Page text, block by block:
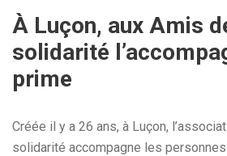
À Luçon, aux Amis
solidarité
prime
Créée il y a 26 ans, à Luçon,
solidarité accompagne les